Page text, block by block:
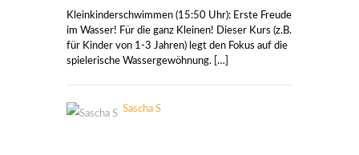
Kleinkinderschwimmen (15:50 Uhr): Erste Freude
im Wasser! Für die ganz Kleinen! Dieser Kurs (z.B.
für Kinder von 1-3 Jahren) legt den Fokus auf die
spielerische Wassergewöhnung. […]
Sascha S